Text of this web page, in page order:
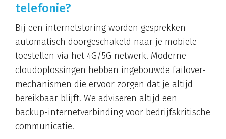
telefonie?
Bij een internetstoring worden gesprekken
automatisch doorgeschakeld naar je mobiele
toestellen via het 4G/5G netwerk. Moderne
cloudoplossingen hebben ingebouwde failover-
mechanismen die ervoor zorgen dat je altijd
bereikbaar blijft. We adviseren altijd een
backup-internetverbinding voor bedrijfskritische
communicatie.